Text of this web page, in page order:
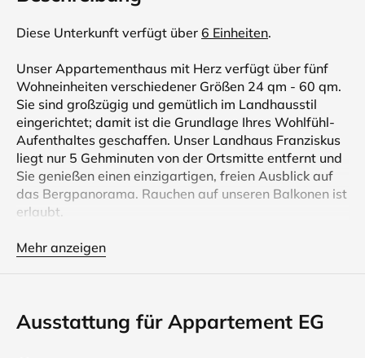
Diese Unterkunft verfügt über 6 Einheiten.
Unser Appartementhaus mit Herz verfügt über fünf
Wohneinheiten verschiedener Größen 24 qm - 60 qm.
Sie sind großzügig und gemütlich im Landhausstil
eingerichtet; damit ist die Grundlage Ihres Wohlfühl-
Aufenthaltes geschaffen. Unser Landhaus Franziskus
liegt nur 5 Gehminuten von der Ortsmitte entfernt und
Sie genießen einen einzigartigen, freien Ausblick auf
das Bergpanorama. Rauchen auf unseren Balkonen ist
erlaubt.
Unser Wellnessbereich bietet Ihnen Sauna,
und vorort zubuchbar im Sommer 14,00 €/Person/Tag.
Wir sind Partnerbetrieb der Reit im Winkl
Mehr anzeigen
Ausstattung für Appartement EG